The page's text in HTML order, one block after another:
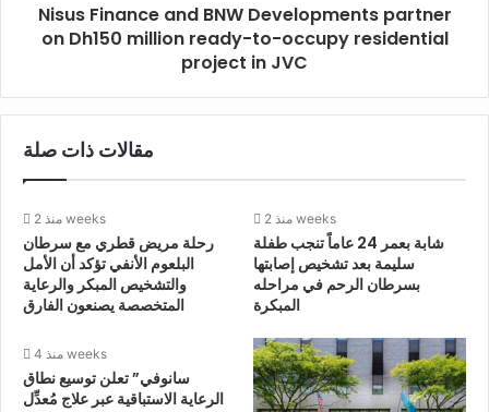
Nisus Finance and BNW Developments partner
on Dh150 million ready-to-occupy residential
project in JVC
مقالات ذات صلة
منذ 2 weeks
رحلة مريض قطري مع سرطان
البلعوم الأنفي تؤكد أن الأمل
والتشخيص المبكر والرعاية
المتخصصة يصنعون الفارق
منذ 2 weeks
شابة بعمر 24 عاماً تنجب طفلة
سليمة بعد تشخيص إصابتها
بسرطان الرحم في مراحله
المبكرة
منذ 4 weeks
سانوفي” تعلن توسيع نطاق
الرعاية الاستباقية عبر علاج مُعدِّل